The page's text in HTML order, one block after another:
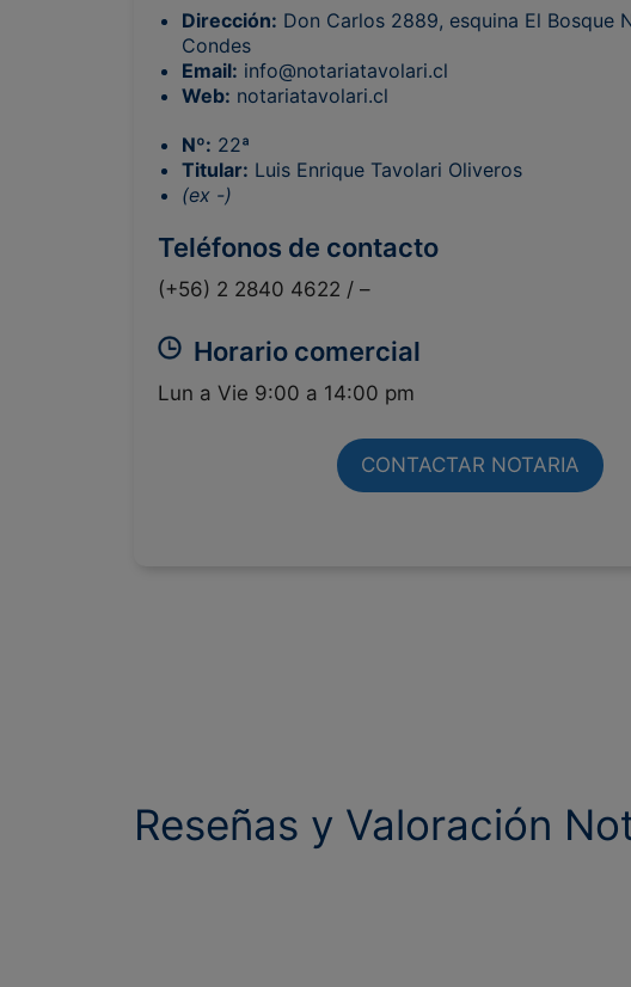
Dirección: Don Carlos 2889, esquina El Bosque
Condes
Email: info@notariatavolari.cl
Web: notariatavolari.cl
Nº: 22ª
Titular: Luis Enrique Tavolari Oliveros
(ex -)
Teléfonos de contacto
(+56) 2 2840 4622 / –
Horario comercial
Lun a Vie 9:00 a 14:00 pm
CONTACTAR NOTARIA
Reseñas y Valoración